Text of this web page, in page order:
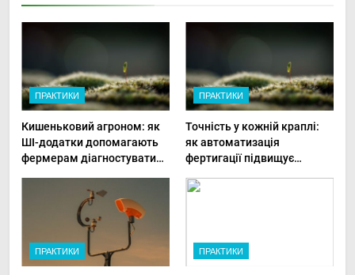
ПРАКТИКИ
Кишеньковий агроном: як
ШІ-додатки допомагають
фермерам діагностувати
ПРАКТИКИ
Точність у кожній краплі:
як автоматизація
фертигації підвищує
ПРАКТИКИ ПРАКТИКИ